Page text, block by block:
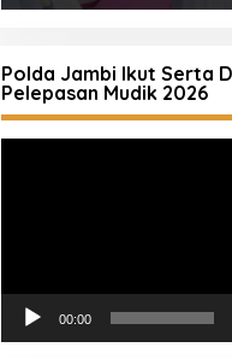
Polda Jambi Ikut Serta
Pelepasan Mudik 2026
00:00